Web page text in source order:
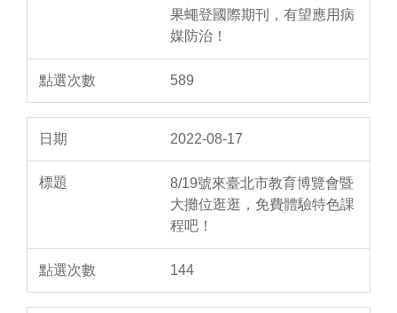
果蠅登國際期刊，有望應用病
媒防治！
589
2022-08-17
8/19號來臺北市教育博覽會暨
大攤位逛逛，免費體驗特色課
程吧！
144